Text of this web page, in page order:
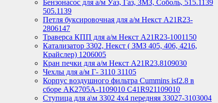
Бензонасос для а/м Уаз, Газ, ЗМЗ, Соболь, 515.1139
505.1139
Петля буксировочная для а/м Некст A21R23-
2806147
Траверса КПП для а/м Некст A21R23-1001150
Катализатор 3302, Некст ( ЗМЗ 405, 406, 4216,
Крайслер) 1206005
Кран печки для а/м Некст A21R23.8109030
Чехлы для а/м Г- 3110 31105
Корпус воздушного фильтра Cummins isf2.8 в
сборе АК2705А-1109010 С41R921109010
Ступица для а\м 3302 4х4 передняя 33027-3103004